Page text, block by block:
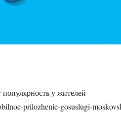
у жителей
prilozhenie-gosuslugi-